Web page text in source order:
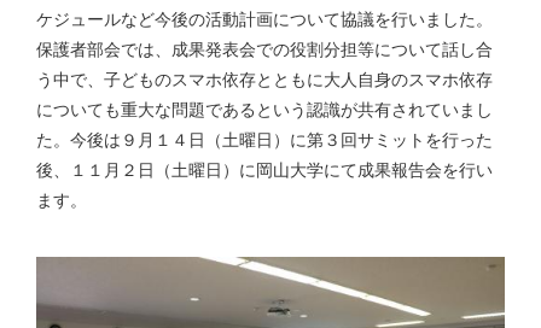
ケジュールなど今後の活動計画について協議を行いました。
保護者部会では、成果発表会での役割分担等について話し合
う中で、子どものスマホ依存とともに大人自身のスマホ依存
についても重大な問題であるという認識が共有されていまし
た。今後は９月１４日（土曜日）に第３回サミットを行った
後、１１月２日（土曜日）に岡山大学にて成果報告会を行い
ます。